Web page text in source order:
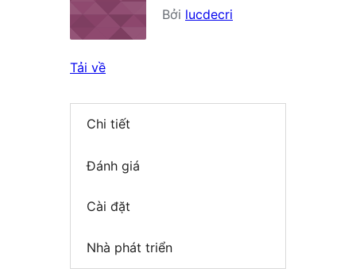
Bởi lucdecri
Tải về
Chi tiết
Đánh giá
Cài đặt
Nhà phát triển